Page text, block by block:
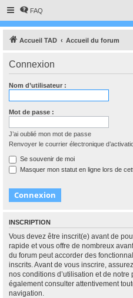
FAQ
Accueil TAD Accueil du forum
Connexion
Nom d’utilisateur :
Mot de passe :
J’ai oublié mon mot de passe
Renvoyer le courrier électronique
Se souvenir de moi
Masquer mon statut en ligne lors de
INSCRIPTION
Vous devez être inscrit(e) avant de
rapide et vous offre de nombreux
du forum peut accorder des
inscrits. Avant de vous inscrire,
nos conditions d’utilisation et de
également consulter attentivement
navigation.